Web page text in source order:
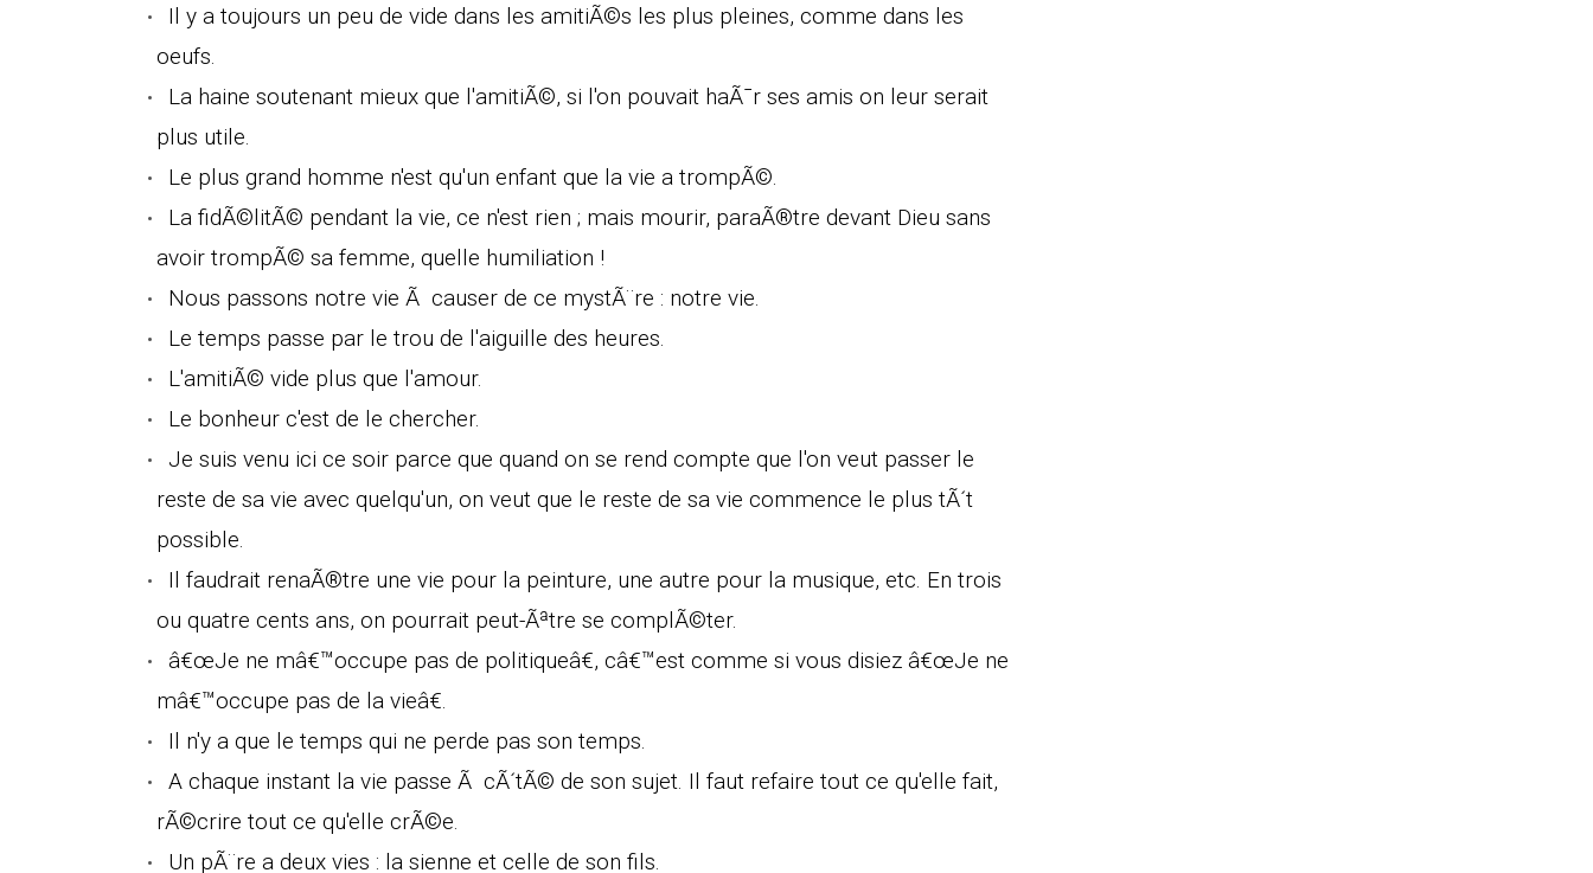
Il y a toujours un peu de vide dans les amitiÃ©s les plus pleines, comme dans les
oeufs.
La haine soutenant mieux que l'amitiÃ©, si l'on pouvait haÃ¯r ses amis on leur serait
plus utile.
Le plus grand homme n'est qu'un enfant que la vie a trompÃ©.
La fidÃ©litÃ© pendant la vie, ce n'est rien ; mais mourir, paraÃ®tre devant Dieu sans
avoir trompÃ© sa femme, quelle humiliation !
Nous passons notre vie Ã causer de ce mystÃ¨re : notre vie.
Le temps passe par le trou de l'aiguille des heures.
L'amitiÃ© vide plus que l'amour.
Le bonheur c'est de le chercher.
Je suis venu ici ce soir parce que quand on se rend compte que l'on veut passer le
reste de sa vie avec quelqu'un, on veut que le reste de sa vie commence le plus tÃ´t
possible.
Il faudrait renaÃ®tre une vie pour la peinture, une autre pour la musique, etc. En trois
ou quatre cents ans, on pourrait peut-Ãªtre se complÃ©ter.
â€œJe ne mâ€™occupe pas de politiqueâ€, câ€™est comme si vous disiez â€œJe ne
mâ€™occupe pas de la vieâ€.
Il n'y a que le temps qui ne perde pas son temps.
A chaque instant la vie passe Ã cÃ´tÃ© de son sujet. Il faut refaire tout ce qu'elle fait,
rÃ©crire tout ce qu'elle crÃ©e.
Un pÃ¨re a deux vies : la sienne et celle de son fils.